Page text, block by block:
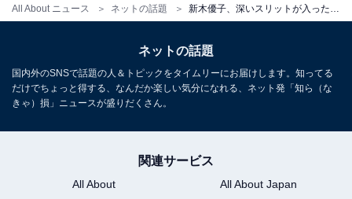
All About ニュース ネットの話題
ネットの話題
国内外のSNSで話題の人＆トピックをタイムリーにお届けします。知ってる
だけでちょっと得する、なんだか楽しい気分になれる、ネット発「知ら（な
きゃ）損」ニュースが盛りだくさん。
関連サービス
All About
All About Japan